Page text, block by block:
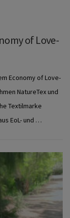
of Love-
Economy of Love-
NatureTex und
Textilmarke
EoL- und …